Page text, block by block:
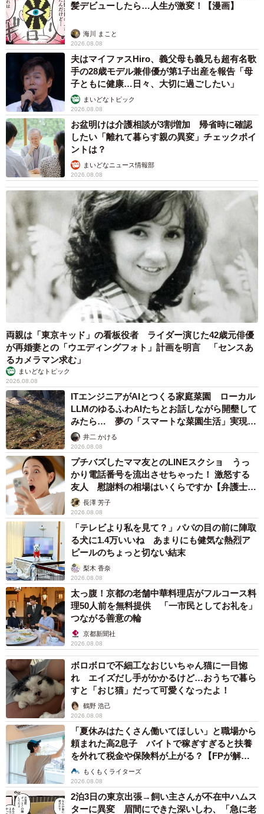
髪デビューしたら…人生が激変！【漫画】
海川 まこと
2026.08.08
夫はマイファスHiro、義父母も義兄も超有名歌
手の28歳モデル兼俳優が第1子出産を報告「母
子ともに健康…日々、大切に過ごしたい」
まいどなトピック
2026.08.08
お盆明けは介護相談が3割増加 帰省時に確認
したい「離れて暮らす親の異変」チェックポイ
ントは？
まいどなニュース情報部
2026.08.08
両親は「東京キッド」の看板役者 ライダー演じた42歳元俳優
が再婚妻との「ウエディングフォト」計画を明言 「センスあ
るカメラマン求む」
まいどなトピック
2026.08.08
ITエンジニアがAIとつくる家庭菜園 ローカル
LLMのゆるふわAIたちとお話しながら開墾して
みたら… 夢の「スマートな菜園生活」実現な
るか井二 かける
2026.08.08
プチバズしたママ友とのLINEスクショ うっ
かり電話番号を流出させちゃった！ 激怒する
友人 慰謝料の相場はいくらですか【弁護士が
解説】長澤 芳子
2026.08.08
「テレビより私を見て？」パパの目の前に陣取
る犬に1.4万いいね あまりにも健気な熱烈ア
ピールのちょっと切ない結末
梨木 香奈
2026.08.08
太っ腹！京都の老舗中華料理店がフルコース料
理50人前を無料提供 「一市民としてお礼を」
つながる善意の輪
京都新聞社
2026.08.08
ボロボロで不細工なおじいちゃん猫に一目惚
れ エイズだし手がかかるけど…おうちで暮ら
すと「おじ猫」だって可愛くなったよ！
鶴野 浩己
2026.08.08
「夏休みはたくさん働いてほしい」と職場から
頼まれた高2息子 バイトで稼ぎすぎると扶養
を外れて税金や保険料が上がる？【FPが解
説】もくもくライターズ
2026.08.08
2泊3日の東京出張→飼い主さんが不在中ハムス
ターに異変 眉間にできた深いしわ、「急に老